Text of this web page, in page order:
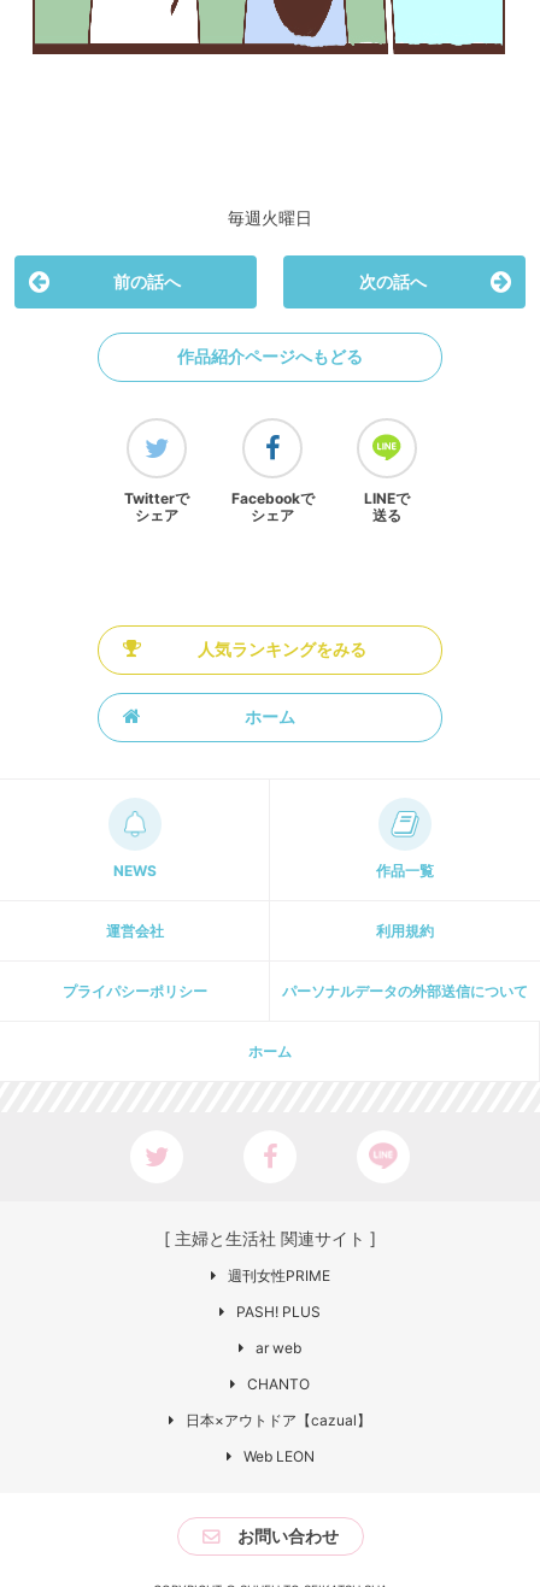
毎週火曜日
前の話へ 次の話へ
作品紹介ページへもどる
Twitterで
シェア
Facebookで
シェア
LINEで
送る
人気ランキングをみる
ホーム
NEWS 作品一覧
運営会社 利用規約
プライパシーポリシー パーソナルデータの外部送信について
ホーム
[ 主婦と生活社 関連サイト ]
週刊女性PRIME
PASH! PLUS
ar web
CHANTO
日本×アウトドア【cazual】
Web LEON
お問い合わせ